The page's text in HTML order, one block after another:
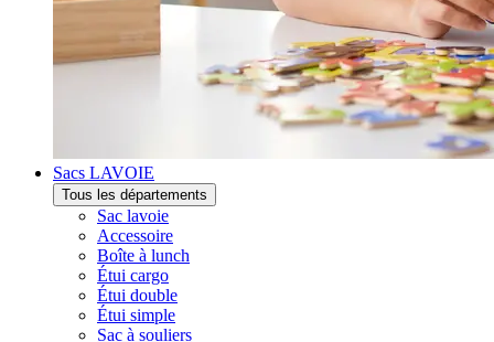
Sacs LAVOIE
Tous les départements
Sac lavoie
Accessoire
Boîte à lunch
Étui cargo
Étui double
Étui simple
Sac à souliers